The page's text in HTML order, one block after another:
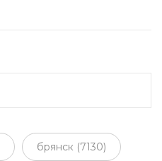
брянск (7130)